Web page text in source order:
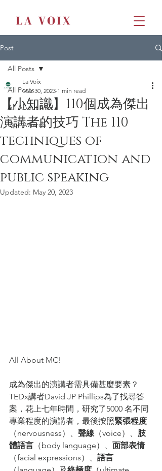
Post
All Posts
All About MC!
Our Awards
All Posts
【小知識】110個成為傑出
演講者的技巧 The 110
techniques of
communication and
public speaking
La Voix
Mar 30, 2023 1 min read
Updated: May 20, 2023
All About MC!
成為傑出的演講者需具備甚麼要素？
TEDx講者David JP Phillips為了找尋答
案，花上七年時間，研究了5000 名不同
專業程度的演講者，最後按照緊張程度
（nervousness）、 聲線 （voice）、 肢
體語言 （body language）、 面部表情
（facial expressions）、 語言